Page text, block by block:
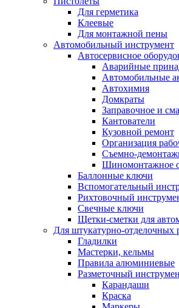
Для герметика
Клеевые
Для монтажной пены
Автомобильный инструмент
Автосервисное
Аварийные
Автомобильные
Автохимия
Домкраты
Заправочное и
Кантователи
Кузовной ремонт
Организация
Съемно-
Шиномонтажное
Баллонные ключи
Вспомогательный
Рихтовочный
Свечные ключи
Щетки-сметки для
Для штукатурно-отделочных
Гладилки
Мастерки, кельмы
Правила алюминиевые
Разметочный
Карандаши
Краска